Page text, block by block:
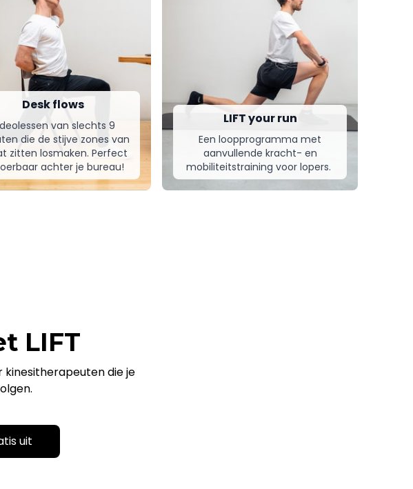
Desk flows
van slechts 9
die de stijve zones van
zitten losmaken. Perfect
achter je bureau!
LIFT your run
Een loopprogramma met
aanvullende kracht- en
mobiliteitstraining voor lopers.
LIFT
die je
uit